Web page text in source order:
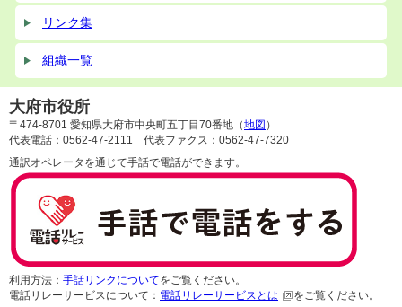
リンク集
組織一覧
大府市役所
〒474-8701 愛知県大府市中央町五丁目70番地（地図 ）
代表電話：0562-47-2111 代表ファクス：0562-47-7320
通訳オペレータを通じて手話で電話ができます。
利用方法： 手話リンクについてをご覧ください。
電話リレーサービスについて： 電話リレーサービスとは をご覧ください。